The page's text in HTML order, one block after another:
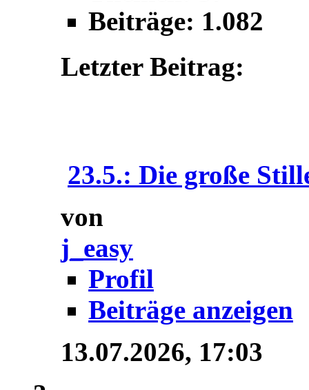
Beiträge: 1.082
Letzter Beitrag:
23.5.: Die große
von
j_easy
Profil
Beiträge anzeigen
13.07.2026, 17:03